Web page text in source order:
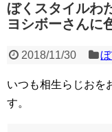
ぼくスタイルわ
ヨシボーさんに
2018/11/30
いつも相生らじおを
す。